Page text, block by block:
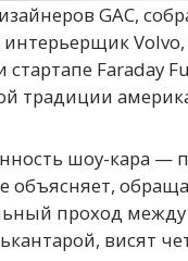
GAC,
Volvo,
стартапе Faraday
традиции
шоу-кара —
объясняет,
проход
висят